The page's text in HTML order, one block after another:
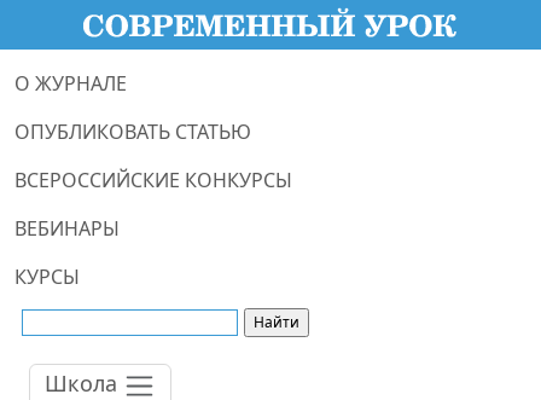
О ЖУРНАЛЕ
ОПУБЛИКОВАТЬ СТАТЬЮ
ВСЕРОССИЙСКИЕ КОНКУРСЫ
ВЕБИНАРЫ
КУРСЫ
Школа